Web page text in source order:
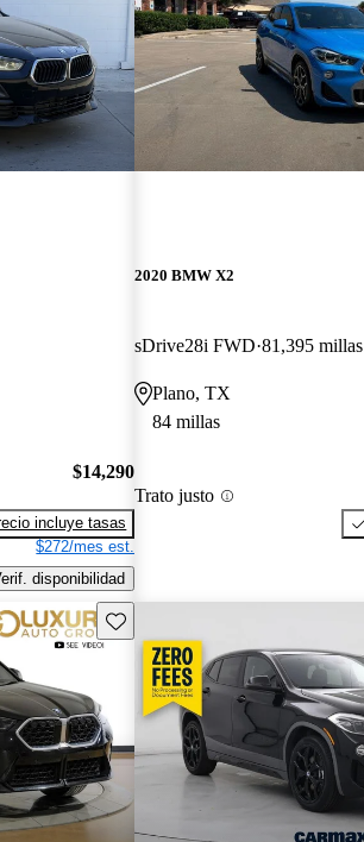
$14,290
incluye tasas
$272/mes est.
disponibilidad
2020 BMW X2
sDrive28i FWD 81,395 millas
Plano, TX
84 millas
Trato justo
Guarda este Aviso